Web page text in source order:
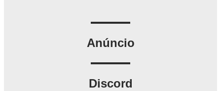
Anúncio
Discord